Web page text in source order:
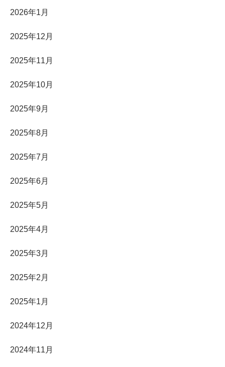
2026年1月
2025年12月
2025年11月
2025年10月
2025年9月
2025年8月
2025年7月
2025年6月
2025年5月
2025年4月
2025年3月
2025年2月
2025年1月
2024年12月
2024年11月